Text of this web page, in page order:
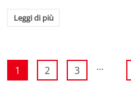
Leggi di più
1 2 3 ...